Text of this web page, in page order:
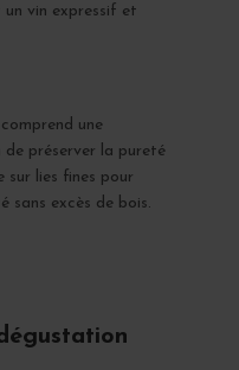
vin expressif et
une
préserver la pureté
sur lies fines pour
sans excès de bois.